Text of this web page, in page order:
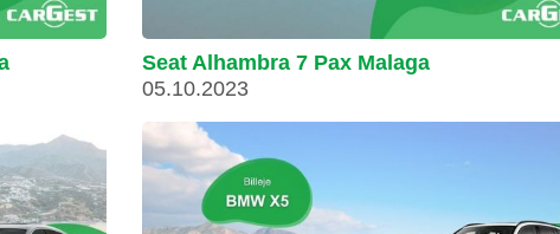
Seat Alhambra 7 Pax Malaga
05.10.2023